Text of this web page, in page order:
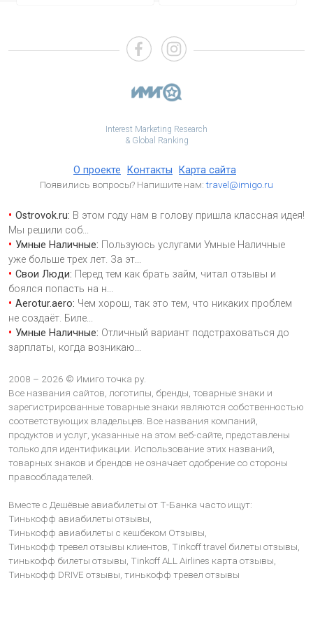
Interest Marketing Research
& Global Ranking
О проекте Контакты Карта сайта
Появились вопросы? Напишите нам:travel@imigo.ru
Ostrovok.ru: В этом году нам в голову пришла классная идея!
Мы решили соб...
Умные Наличные: Пользуюсь услугами Умные Наличные
уже больше трех лет. За эт...
Свои Люди: Перед тем как брать займ, читал отзывы и
боялся попасть на н...
Aerotur.aero: Чем хорош, так это тем, что никаких проблем
не создаёт. Биле...
Умные Наличные: Отличный вариант подстраховаться до
зарплаты, когда возникаю...
2008 – 2026 © Имиго точка ру.
Все названия сайтов, логотипы, бренды, товарные знаки и
зарегистрированные товарные знаки являются собственностью
соответствующих владельцев. Все названия компаний,
продуктов и услуг, указанные на этом веб-сайте, представлены
только для идентификации. Использование этих названий,
товарных знаков и брендов не означает одобрение со стороны
правообладателей.
Вместе с Дешёвые авиабилеты от Т-Банка часто ищут:
Тинькофф авиабилеты отзывы,
Тинькофф авиабилеты с кешбеком Отзывы,
Тинькофф тревел отзывы клиентов, Tinkoff travel билеты отзывы,
тинькофф билеты отзывы, Tinkoff ALL Airlines карта отзывы,
Тинькофф DRIVE отзывы, тинькофф тревел отзывы